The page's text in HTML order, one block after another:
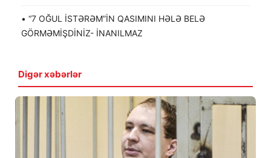
• “7 OĞUL İSTƏRƏM”İN QASIMINI HƏLƏ BELƏ
GÖRMƏMİŞDİNİZ- İNANILMAZ
Digər xəbərlər